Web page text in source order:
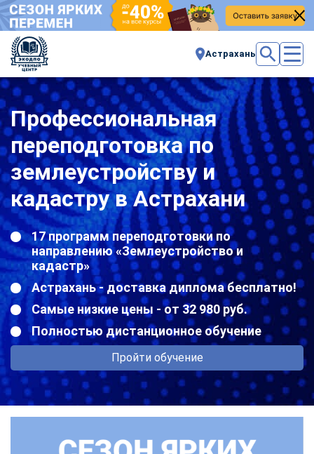
Астрахань
Профессиональная
переподготовка по
землеустройству и
кадастру в Астрахани
17 программ переподготовки по
направлению «Землеустройство и
кадастр»
Астрахань - доставка диплома бесплатно!
Самые низкие цены - от 32 980 руб.
Полностью дистанционное обучение
Пройти обучение